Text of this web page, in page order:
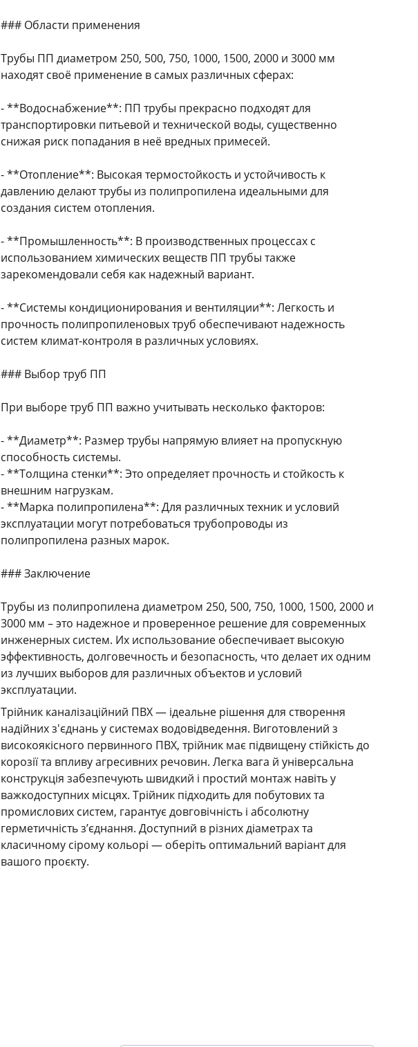
### Области применения
Трубы ПП диаметром 250, 500, 750, 1000, 1500, 2000 и 3000 мм
находят своё применение в самых различных сферах:
- **Водоснабжение**: ПП трубы прекрасно подходят для
транспортировки питьевой и технической воды, существенно
снижая риск попадания в неё вредных примесей.
- **Отопление**: Высокая термостойкость и устойчивость к
давлению делают трубы из полипропилена идеальными для
создания систем отопления.
- **Промышленность**: В производственных процессах с
использованием химических веществ ПП трубы также
зарекомендовали себя как надежный вариант.
- **Системы кондиционирования и вентиляции**: Легкость и
прочность полипропиленовых труб обеспечивают надежность
систем климат-контроля в различных условиях.
### Выбор труб ПП
При выборе труб ПП важно учитывать несколько факторов:
- **Диаметр**: Размер трубы напрямую влияет на пропускную
способность системы.
- **Толщина стенки**: Это определяет прочность и стойкость к
внешним нагрузкам.
- **Марка полипропилена**: Для различных техник и условий
эксплуатации могут потребоваться трубопроводы из
полипропилена разных марок.
### Заключение
Трубы из полипропилена диаметром 250, 500, 750, 1000, 1500, 2000 и
3000 мм – это надежное и проверенное решение для современных
инженерных систем. Их использование обеспечивает высокую
эффективность, долговечность и безопасность, что делает их одним
из лучших выборов для различных объектов и условий
эксплуатации.
Трійник каналізаційний ПВХ — ідеальне рішення для створення
надійних з'єднань у системах водовідведення. Виготовлений з
високоякісного первинного ПВХ, трійник має підвищену стійкість до
корозії та впливу агресивних речовин. Легка вага й універсальна
конструкція забезпечують швидкий і простий монтаж навіть у
важкодоступних місцях. Трійник підходить для побутових та
промислових систем, гарантує довговічність і абсолютну
герметичність з’єднання. Доступний в різних діаметрах та
класичному сірому кольорі — оберіть оптимальний варіант для
вашого проєкту.